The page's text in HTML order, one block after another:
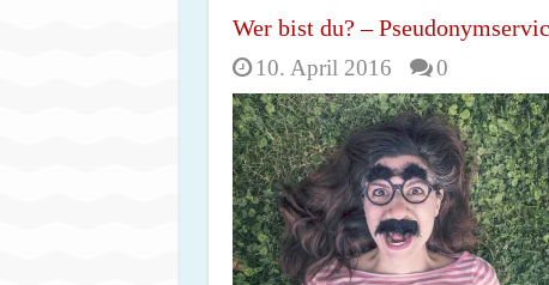
Wer bist du? –
10. April 2016 0